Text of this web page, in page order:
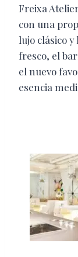
Freixa
con una
lujo clásico
fresco, el
el nuevo
esencia